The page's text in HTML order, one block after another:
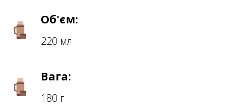
Об'єм:
220 мл
Вага:
180 г